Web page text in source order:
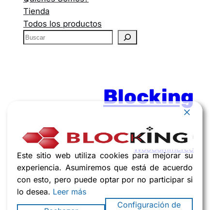
Tienda
Todos los productos
Blocking
Funciona gracias aWordPresscon
WooCommerce
Este sitio web utiliza cookies para mejorar su
experiencia. Asumiremos que está de acuerdo
con esto, pero puede optar por no participar si
lo desea. Leer más
Configuración de